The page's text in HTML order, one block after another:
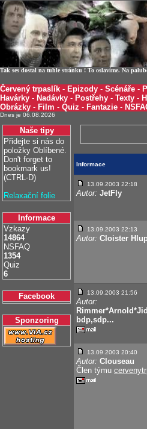
Tak ses dostal na tuhle stránku ! To oslavíme. Na
Červený trpaslík - Epizody - Scénáře -
Havárky - Nadávky - Postřehy - Texty -
Obrázky - Film - Quiz - Fantazie -
Dnes je 06.08.2026
Naše tipy
Přidejte si nás do
položky Oblíbené.
Don't forget to
bookmark us!
(CTRL-D)
Relaxační folie
Informace
Vzkazy
14864
NSFAQ
1354
Quiz
6
Facebook
Sponzoring
Informace
13.09.2003 22:18
Autor: JetFly
13.09.2003 22:13
Autor: Cloister
13.09.2003 21:56
Autor:
bdp,sdp...
13.09.2003 20:40
Autor: Clouseau
Člen týmu